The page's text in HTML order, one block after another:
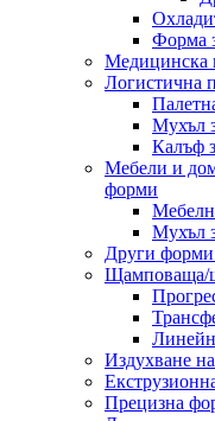
Форма
Медицинска
Логистична
Мухъл
Калъф
Мебели и
форми
Мухъл
Други форми
Щамповаща/
Издухване
Прецизна